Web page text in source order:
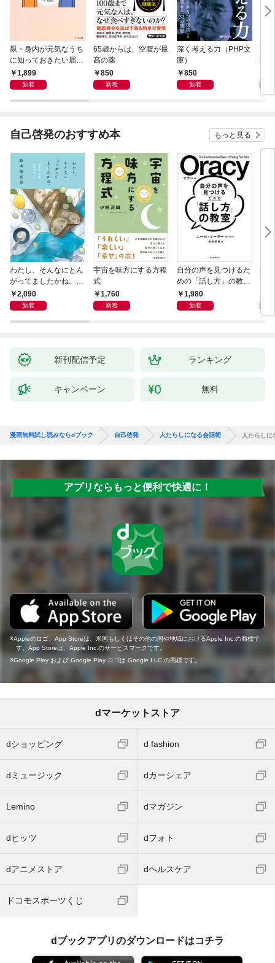
親・身内が元気なうち
に知っておきたい届
出・手続きの準備（き
ずな出版）
1,899
新着
65歳からは、空腹が最
高の薬
850
新着
深く考える力（PHP文
庫）
850
新着
面
恐
自己啓発のおすすめ本 もっと見る
わたし、そんなにとん
がってましたかね。
獅子座、Ａ型、丙午は
めぐる
2,090
新着
宇宙を味方にする方程
式
1,760
新着
自分の声を見つけるた
めの「話し方」の教
室 Ｏｒａｃｙ（オラ
シー）
1,980
新着
基
新刊配信予定 ランキング
キャンペーン 無料
漫画無料試し読みならdブック 自己啓発 人たらしになる会話術 人たらしに
アプリならもっと便利で快適に！
Appleのロゴ、App Storeは、米国もしくはその他の国や地域におけるApple Inc.の商標で
す。App Storeは、Apple Inc.のサービスマークです。
Google Play および Google Play ロゴは Google LLC の商標です。
dマーケットストア
dショッピング d fashion
dミュージック dカーシェア
Lemino dマガジン
dヒッツ dフォト
dアニメストア dヘルスケア
ドコモスポーツくじ
dブックアプリのダウンロードはコチラ